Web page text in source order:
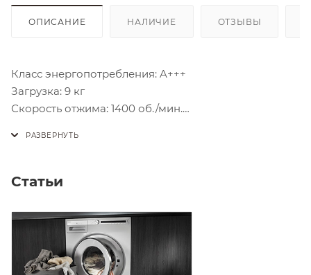
ОПИСАНИЕ НАЛИЧИЕ ОТЗЫВЫ
Класс энергопотребления: A+++
Загрузка: 9 кг
Скорость отжима: 1400 об./мин.
Цвет: Нержавеющая сталь
Стандартные программы:
Гипоаллергенная хлопок 60°С
Allergycotton 90ºC
Allergysynthetics 60ºC
Статьи